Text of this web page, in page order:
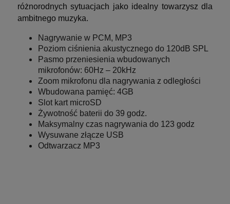
różnorodnych sytuacjach jako idealny towarzysz dla
ambitnego muzyka.
Nagrywanie w PCM, MP3
Poziom ciśnienia akustycznego do 120dB SPL
Pasmo przeniesienia wbudowanych
mikrofonów: 60Hz – 20kHz
Zoom mikrofonu dla nagrywania z odległości
Wbudowana pamięć: 4GB
Slot kart microSD
Żywotność baterii do 39 godz.
Maksymalny czas nagrywania do 123 godz
Wysuwane złącze USB
Odtwarzacz MP3